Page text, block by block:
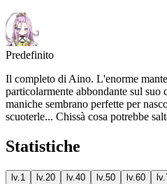
Predefinito
Il completo di Aino. L'enorme
particolarmente abbondante sul suo
maniche sembrano perfette per
scuoterle... Chissà cosa potrebbe
Statistiche
lv.1 lv.20 lv.40 lv.50 lv.60 lv.